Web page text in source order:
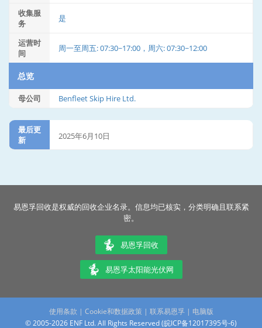
收集服
务
是
运营时
间
周一至周五: 07:30~17:00，周六: 07:30~12:00
总览
母公司 Benfleet Skip Hire Ltd.
最后更
新
2025年6月10日
易恩孚回收是权威的回收企业名录。信息均已核实，分类明确且联系紧
密。
易恩孚回收
易恩孚太阳能光伏网
使用条款 | Cookie和数据政策| 联系易恩孚 | 电脑版
© 2005-2026 ENF Ltd. All Rights Reserved (皖ICP备12017395号-6)